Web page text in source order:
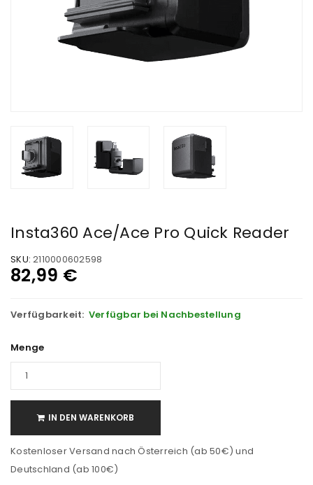
Insta360 Ace/Ace Pro Quick Reader
SKU: 2110000602598
82,99 €
Verfügbarkeit: Verfügbar bei Nachbestellung
Menge
IN DEN WARENKORB
Kostenloser Versand nach Österreich (ab 50€) und
Deutschland (ab 100€)